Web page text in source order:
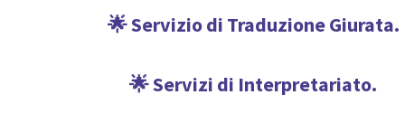
🌟 Servizio di Traduzione Giurata.
🌟 Servizi di Interpretariato.